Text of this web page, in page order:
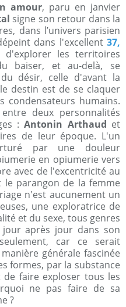
amour, paru en janvier
signe son retour dans la
dans l’univers parisien
dans l'excellent 37,
les territoires
baiser, et au-delà, se
désir, celle d'avant la
destin est de se claquer
condensateurs humains.
deux personnalités
:Antonin Arthaud et
de leur époque. L'un
par une douleur
en opiumerie vers
avec de l'excentricité au
parangon de la femme
n'est aucunement un
une exploratrice de
et du sexe, tous genres
jour après jour dans son
car ce serait
générale fascinée
formes, par la substance
faire exploser tous les
ne pas faire de sa
?